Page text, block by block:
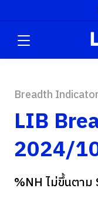
Breadth Indicator
LIB
2024/
%NH ไม่ขึ้นตาม